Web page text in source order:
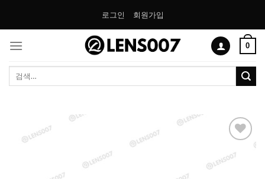
로그인 회원가입
0
색:
Add to
Wishlist